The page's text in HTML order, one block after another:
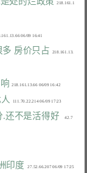
  218.161.1
房价只占
  218.161.13.
.还不是活得好
     42.7
印度
   27.52.66.207 06/09 17:25